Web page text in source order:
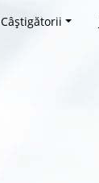
Câștigătorii